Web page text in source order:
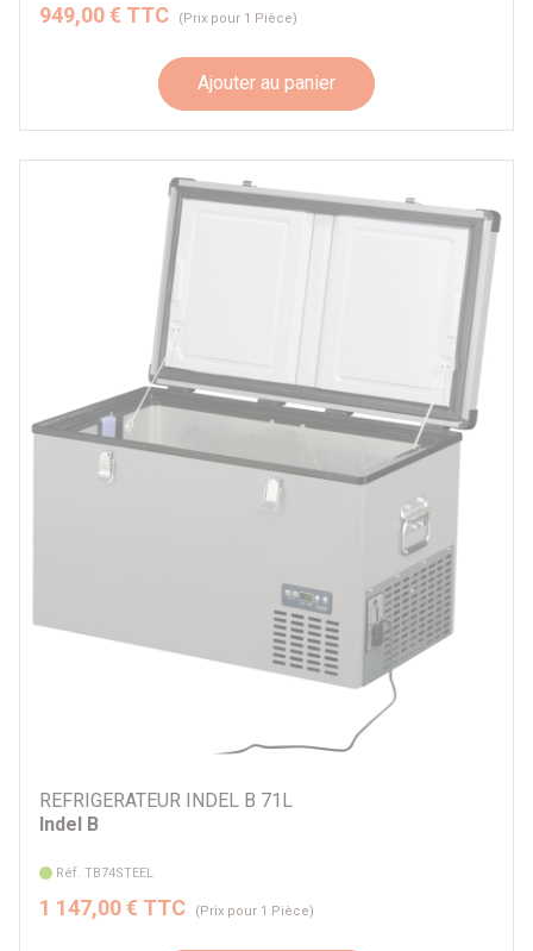
949,00 € TTC (Prix pour 1 Pièce)
Ajouter au panier
REFRIGERATEUR INDEL B 71L
Indel B
Réf. TB74STEEL
1 147,00 € TTC (Prix pour 1 Pièce)